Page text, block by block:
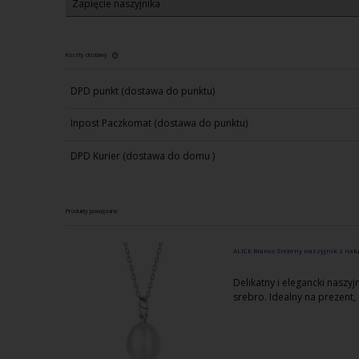
Zapięcie naszyjnika
Koszty dostawy
Cena nie zawiera ewentualnych kosztów
DPD punkt (dostawa do punktu)
Inpost Paczkomat (dostawa do punktu)
DPD Kurier (dostawa do domu )
Produkty powiązane
ALICE Bianco Srebrny naszyjnik z
Delikatny i elegancki
srebro. Idealny na